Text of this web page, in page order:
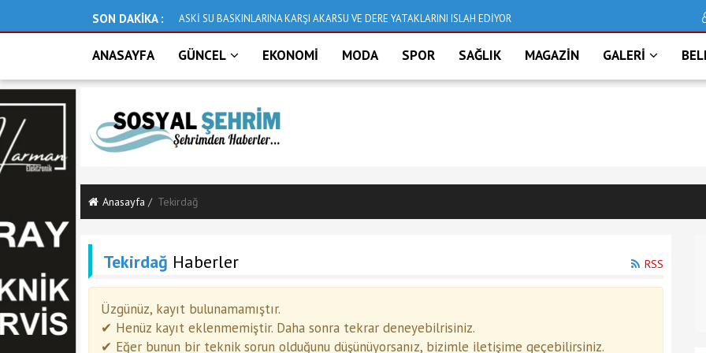
SON DAKİKA : ASKİ SU BASKINLARINA KARŞI AKARSU VE DERE YATAKLARINI ISLAH EDİYOR Deniz taştı, İzmir
ANASAYFA GÜNCEL EKONOMİ MODA SPOR SAĞLIK MAGAZİN GALERİ
Anasayfa Tekirdağ
Tekirdağ Haberler RSS
Üzgünüz, kayıt bulunamamıştır.
✔ Henüz kayıt eklenmemiştir. Daha sonra tekrar deneyebilrisiniz.
✔ Eğer bunun bir teknik sorun olduğunu düşünüyorsanız, bizimle iletişime geçebilirsiniz.